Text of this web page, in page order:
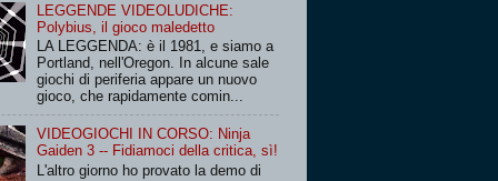
LEGGENDE VIDEOLUDICHE:
Polybius, il gioco maledetto
LA LEGGENDA: è il 1981, e siamo a
Portland, nell'Oregon. In alcune sale
giochi di periferia appare un nuovo
gioco, che rapidamente comin...
VIDEOGIOCHI IN CORSO: Ninja
Gaiden 3 -- Fidiamoci della critica, sì!
L'altro giorno ho provato la demo di